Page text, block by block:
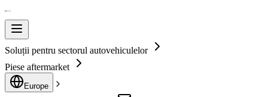
Soluții pentru sectorul autovehiculelor
Piese aftermarket
Europe